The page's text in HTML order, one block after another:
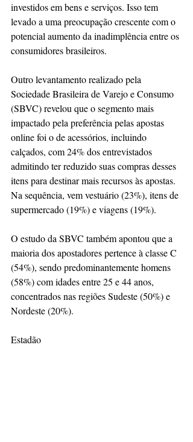
investidos em bens e serviços. Isso tem
levado a uma preocupação crescente com o
potencial aumento da inadimplência entre os
consumidores brasileiros.
Outro levantamento realizado pela
Sociedade Brasileira de Varejo e Consumo
(SBVC) revelou que o segmento mais
impactado pela preferência pelas apostas
online foi o de acessórios, incluindo
calçados, com 24% dos entrevistados
admitindo ter reduzido suas compras desses
itens para destinar mais recursos às apostas.
Na sequência, vem vestuário (23%), itens de
supermercado (19%) e viagens (19%).
O estudo da SBVC também apontou que a
maioria dos apostadores pertence à classe C
(54%), sendo predominantemente homens
(58%) com idades entre 25 e 44 anos,
concentrados nas regiões Sudeste (50%) e
Nordeste (20%).
Estadão